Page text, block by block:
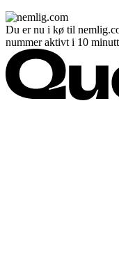
Du er nu i kø til
nummer aktivt i 10